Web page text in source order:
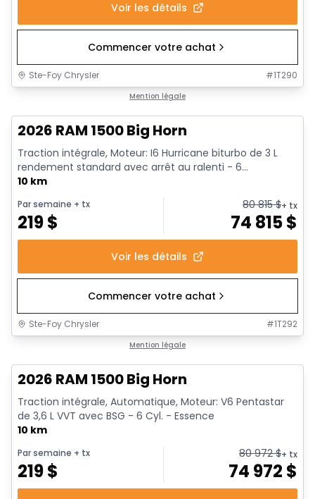
Voir les détails
Commencer votre achat
Ste-Foy Chrysler #1T290
Mention légale
2026 RAM 1500 Big Horn
Traction intégrale, Moteur: I6 Hurricane biturbo de 3 L
rendement standard avec arrêt au ralenti - 6...
10 km
Par semaine + tx
219$
80 815$+ tx
74 815$
Voir les détails
Commencer votre achat
Ste-Foy Chrysler #1T292
Mention légale
2026 RAM 1500 Big Horn
Traction intégrale, Automatique, Moteur: V6 Pentastar
de 3,6 L VVT avec BSG - 6 Cyl. - Essence
10 km
Par semaine + tx
219$
80 972$+ tx
74 972 $